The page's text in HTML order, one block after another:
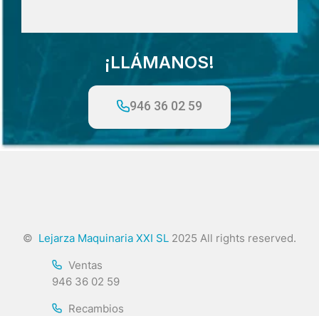
¡LLÁMANOS!
946 36 02 59
© Lejarza Maquinaria XXI SL 2025 All rights reserved.
Ventas
946 36 02 59
Recambios